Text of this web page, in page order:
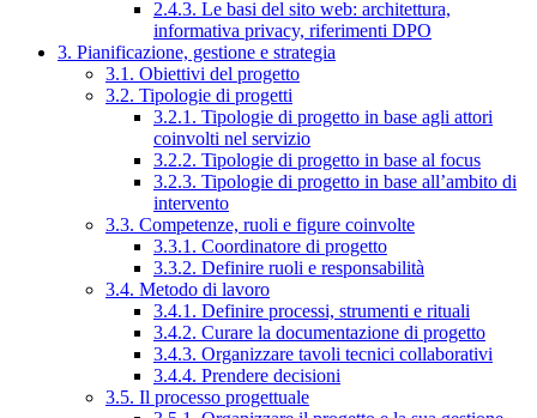
2.4.3. Le basi del sito web: architettura,
informativa privacy, riferimenti DPO
3. Pianificazione, gestione e strategia
3.1. Obiettivi del progetto
3.2. Tipologie di progetti
3.2.1. Tipologie di progetto in base agli attori
coinvolti nel servizio
3.2.2. Tipologie di progetto in base al focus
3.2.3. Tipologie di progetto in base all’ambito di
intervento
3.3. Competenze, ruoli e figure coinvolte
3.3.1. Coordinatore di progetto
3.3.2. Definire ruoli e responsabilità
3.4. Metodo di lavoro
3.4.1. Definire processi, strumenti e rituali
3.4.2. Curare la documentazione di progetto
3.4.3. Organizzare tavoli tecnici collaborativi
3.4.4. Prendere decisioni
3.5. Il processo progettuale